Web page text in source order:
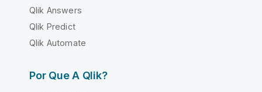
Qlik Answers
Qlik Predict
Qlik Automate
Por Que A Qlik?